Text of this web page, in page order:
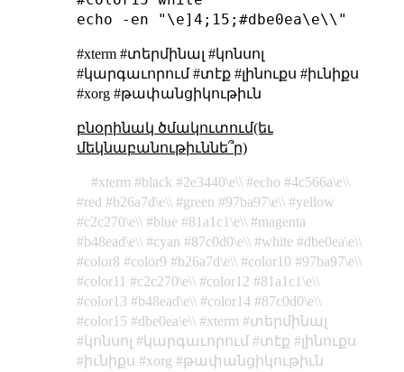
#xterm #տերմինալ #կոնսոլ
#կարգաւորում #տէք #լինուքս #իւնիքս
#xorg #թափանցիկութիւն
բնօրինակ ծմակուտում(եւ
մեկնաբանութիւննե՞ր)
xterm black 2e3440\e\\ echo
4c566a\e\\
red
b26a7d\e\\ green 97ba97\e\\
yellow
c2c270\e\\
blue 81a1c1\e\\
magenta
b48ead\e\\
cyan 87c0d0\e\\ white
dbe0ea\e\\
color8
color9 b26a7d\e\\ color10
97ba97\e\\
color11
c2c270\e\\ color12
81a1c1\e\\
color13
b48ead\e\\ color14
87c0d0\e\\
color15
dbe0ea\e\\ xterm
տերմինալ
կոնսոլ
կարգաւորում տէք
լինուքս
իւնիքս
xorg թափանցիկութիւն